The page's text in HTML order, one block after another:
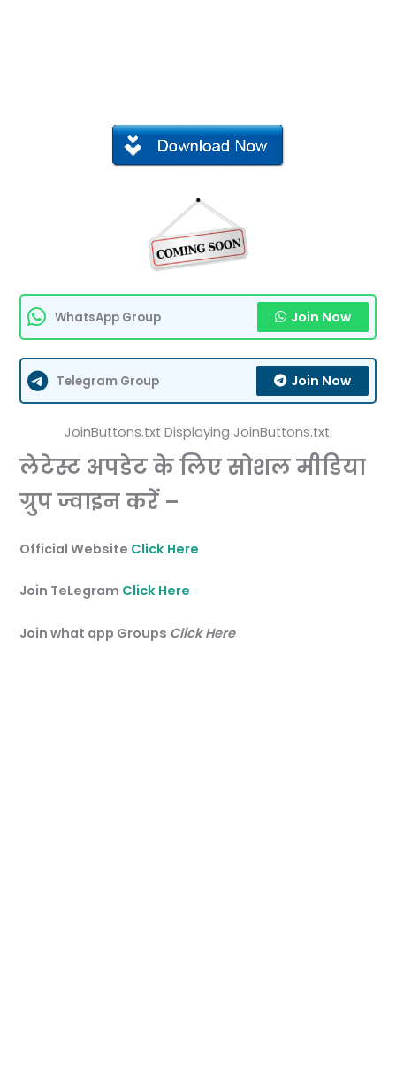
WhatsApp Group Join Now
Telegram Group Join Now
JoinButtons.txt Displaying JoinButtons.txt.
लेटेस्ट अपडेट के लिए सोशल मीडिया
ग्रुप ज्वाइन करें –
Official Website Click Here
Join TeLegram Click Here
Join what app Groups Click Here